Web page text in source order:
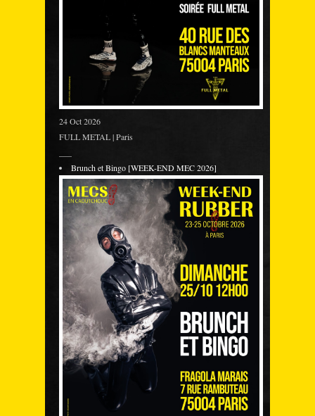
24 Oct 2026
FULL METAL | Paris
Brunch et Bingo [WEEK-END MEC 2026]